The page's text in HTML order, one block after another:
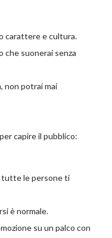
carattere e cultura.
che suonerai senza
non potrai mai
capire il pubblico:
tutte le persone ti
è normale.
su un palco con